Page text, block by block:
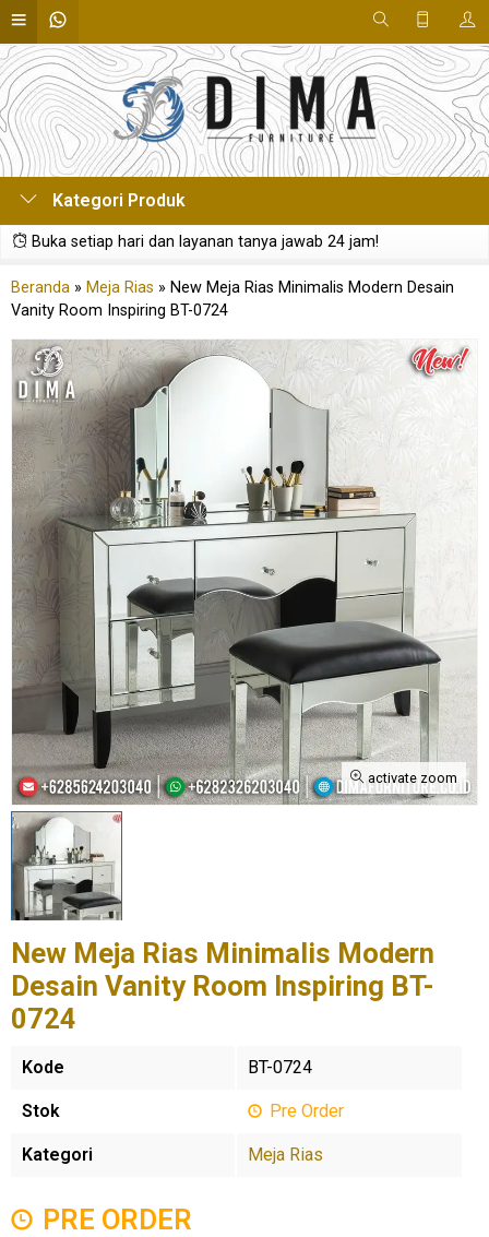
Kategori Produk
Buka setiap hari dan layanan tanya jawab 24 jam!
Beranda » Meja Rias » New Meja Rias Minimalis Modern Desain
Vanity Room Inspiring BT-0724
activate zoom
New Meja Rias Minimalis Modern
Desain Vanity Room Inspiring BT-
0724
Kode BT-0724
Stok Pre Order
Kategori Meja Rias
PRE ORDER